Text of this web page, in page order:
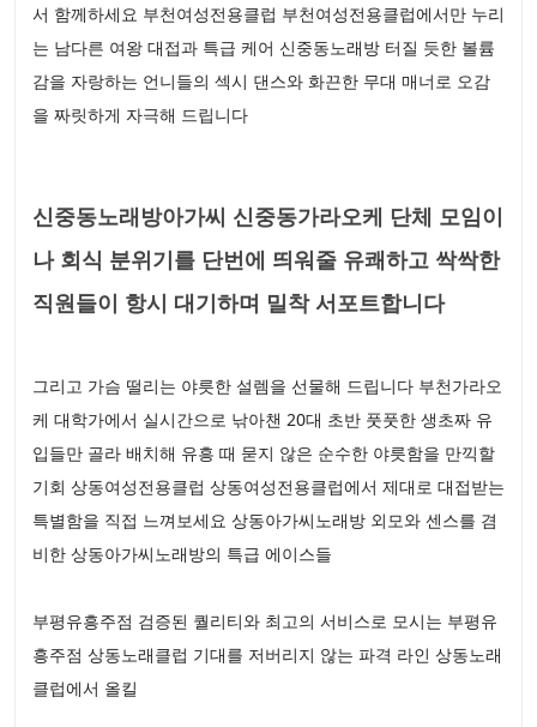
서 함께하세요 부천여성전용클럽 부천여성전용클럽에서만 누리
는 남다른 여왕 대접과 특급 케어 신중동노래방 터질 듯한 볼륨
감을 자랑하는 언니들의 섹시 댄스와 화끈한 무대 매너로 오감
을 짜릿하게 자극해 드립니다
신중동노래방아가씨 신중동가라오케 단체 모임이
나 회식 분위기를 단번에 띄워줄 유쾌하고 싹싹한
직원들이 항시 대기하며 밀착 서포트합니다
그리고 가슴 떨리는 야릇한 설렘을 선물해 드립니다 부천가라오
케 대학가에서 실시간으로 낚아챈 20대 초반 풋풋한 생초짜 유
입들만 골라 배치해 유흥 때 묻지 않은 순수한 야릇함을 만끽할
기회 상동여성전용클럽 상동여성전용클럽에서 제대로 대접받는
특별함을 직접 느껴보세요 상동아가씨노래방 외모와 센스를 겸
비한 상동아가씨노래방의 특급 에이스들
부평유흥주점 검증된 퀄리티와 최고의 서비스로 모시는 부평유
흥주점 상동노래클럽 기대를 저버리지 않는 파격 라인 상동노래
클럽에서 올킬